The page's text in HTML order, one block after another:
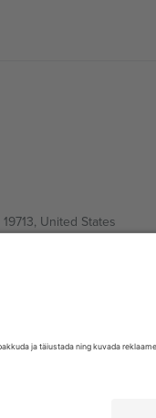
United States
Bulgaria
Ciudad de México,